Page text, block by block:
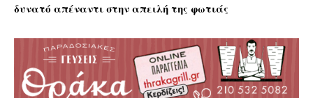
δυνατό απέναντι στην απειλή της φωτιάς